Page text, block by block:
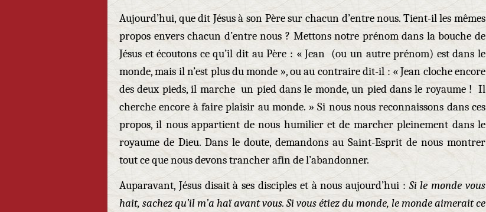
Aujourd’hui, que dit Jésus à son Père sur chacun d’entre nous. Tient-il les mêmes
propos envers chacun d’entre nous ? Mettons notre prénom dans la bouche de
Jésus et écoutons ce qu’il dit au Père : « Jean (ou un autre prénom) est dans le
monde, mais il n’est plus du monde », ou au contraire dit-il : « Jean cloche encore
des deux pieds, il marche un pied dans le monde, un pied dans le royaume ! Il
cherche encore à faire plaisir au monde. » Si nous nous reconnaissons dans ces
propos, il nous appartient de nous humilier et de marcher pleinement dans le
royaume de Dieu. Dans le doute, demandons au Saint-Esprit de nous montrer
tout ce que nous devons trancher afin de l’abandonner.
Auparavant, Jésus disait à ses disciples et à nous aujourd’hui : Si le monde vous
hait, sachez qu’il m’a haï avant vous. Si vous étiez du monde, le monde aimerait ce